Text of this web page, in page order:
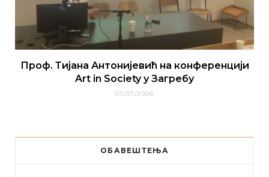
Проф. Тијана Антонијевић на конференцији
Art in Society у Загребу
07/07/2026
ОБАВЕШТЕЊА